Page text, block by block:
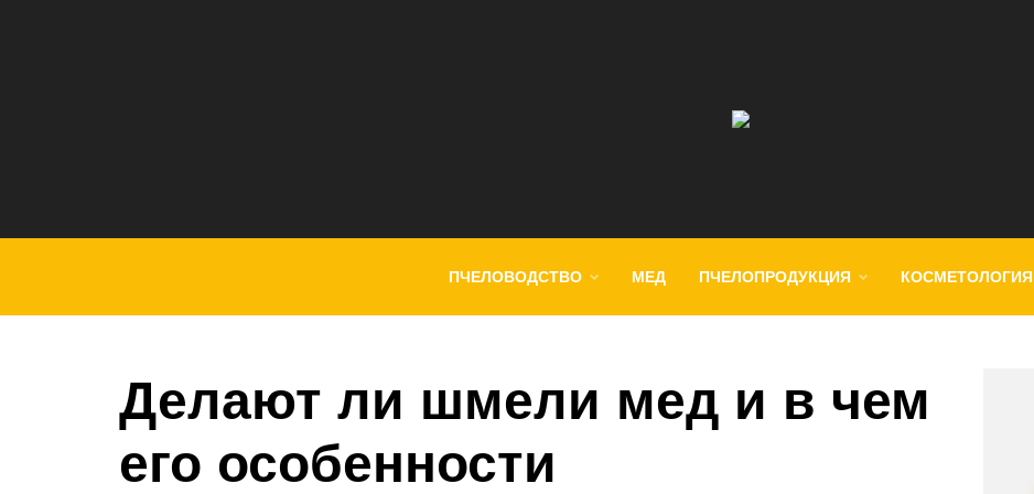
ПЧЕЛОВОДСТВО МЕД ПЧЕЛОПРОДУКЦИЯ КОСМЕТОЛОГИЯ
Делают ли шмели мед и в чем
его особенности